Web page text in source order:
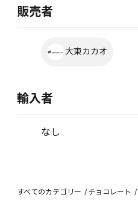
販売者
大東カカオ
輸入者
なし
すべてのカテゴリー チョコレート